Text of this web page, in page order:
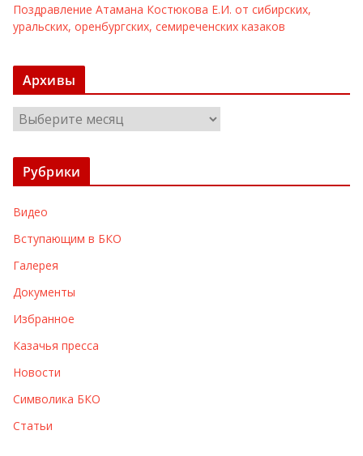
Поздравление Атамана Костюкова Е.И. от сибирских,
уральских, оренбургских, семиреченских казаков
Архивы
р
х
ы
Рубрики
Видео
Вступающим в БКО
Галерея
Документы
Избранное
Казачья пресса
Новости
Символика БКО
Статьи